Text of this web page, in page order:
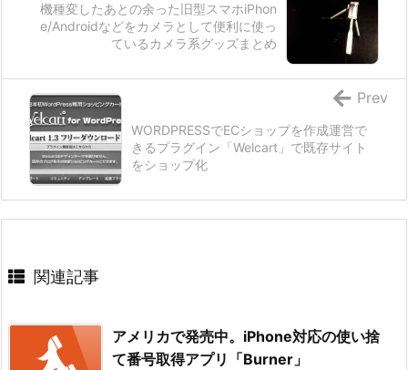
機種変したあとの余った旧型スマホiPhon
e/Androidなどをカメラとして便利に使っ
ているカメラ系グッズまとめ
WORDPRESSでECショップを作成運営で
きるプラグイン「Welcart」で既存サイト
をショップ化
Prev
関連記事
アメリカで発売中。iPhone対応の使い捨
て番号取得アプリ「Burner」